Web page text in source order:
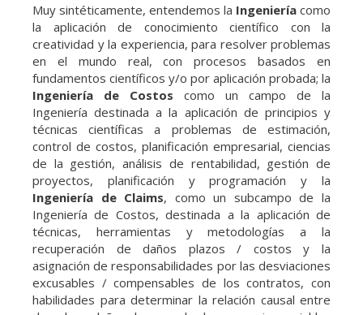
Muy sintéticamente, entendemos la Ingeniería como
la aplicación de conocimiento científico con la
creatividad y la experiencia, para resolver problemas
en el mundo real, con procesos basados en
fundamentos científicos y/o por aplicación probada; la
Ingeniería de Costos como un campo de la
Ingeniería destinada a la aplicación de principios y
técnicas científicas a problemas de estimación,
control de costos, planificación empresarial, ciencias
de la gestión, análisis de rentabilidad, gestión de
proyectos, planificación y programación y la
Ingeniería de Claims, como un subcampo de la
Ingeniería de Costos, destinada a la aplicación de
técnicas, herramientas y metodologías a la
recuperación de daños plazos / costos y la
asignación de responsabilidades por las desviaciones
excusables / compensables de los contratos, con
habilidades para determinar la relación causal entre